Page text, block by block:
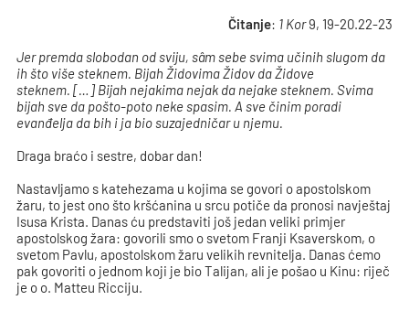
Čitanje: 1 Kor9, 19-20.22-23
Jer premda slobodan od sviju, sâm sebe svima učinih slugom da
ih što više steknem. Bijah Židovima Židov da Židove
steknem.[…] Bijah nejakima nejak da nejake steknem. Svima
bijah sve da pošto-poto neke spasim. A sve činim poradi
evanđelja da bih i ja bio suzajedničar u njemu.
Draga braćo i sestre, dobar dan!
Nastavljamo s katehezama u kojima se govori o apostolskom
žaru, to jest ono što kršćanina u srcu potiče da pronosi navještaj
Isusa Krista. Danas ću predstaviti još jedan veliki primjer
apostolskog žara: govorili smo o svetom Franji Ksaverskom, o
svetom Pavlu, apostolskom žaru velikih revnitelja. Danas ćemo
pak govoriti o jednom koji je bio Talijan, ali je pošao u Kinu: riječ
je o o. Matteu Ricciju.